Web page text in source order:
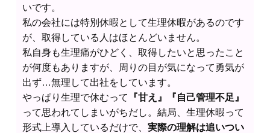
いです。
私の会社には特別休暇として生理休暇があるのです
が、取得している人はほとんどいません。
私自身も生理痛がひどく、取得したいと思ったこと
が何度もありますが、周りの目が気になって勇気が
出ず…無理して出社をしています。
やっぱり生理で休むって
『甘え』『自己管理不足』
って思われてしまいがちだし。結局、生理休暇って
形式上導入しているだけで、 実際の理解は追いつい